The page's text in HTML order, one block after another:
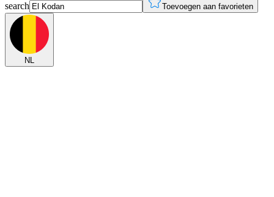
search Toevoegen aan favorieten
NL